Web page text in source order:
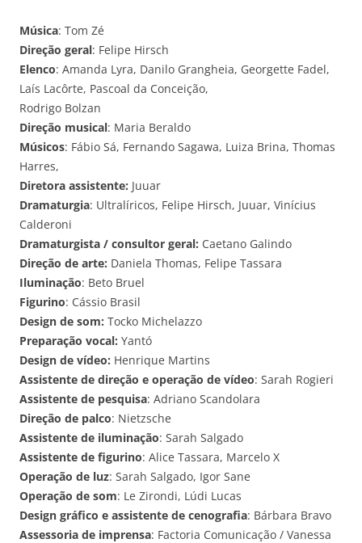
Música: Tom Zé
Direção geral: Felipe Hirsch
Elenco: Amanda Lyra, Danilo Grangheia, Georgette Fadel,
Laís Lacôrte, Pascoal da Conceição,
Rodrigo Bolzan
Direção musical: Maria Beraldo
Músicos: Fábio Sá, Fernando Sagawa, Luiza Brina, Thomas
Harres,
Diretora assistente: Juuar
Dramaturgia: Ultralíricos, Felipe Hirsch, Juuar, Vinícius
Calderoni
Dramaturgista / consultor geral: Caetano Galindo
Direção de arte: Daniela Thomas, Felipe Tassara
Iluminação: Beto Bruel
Figurino: Cássio Brasil
Design de som: Tocko Michelazzo
Preparação vocal: Yantó
Design de vídeo: Henrique Martins
Assistente de direção e operação de vídeo: Sarah Rogieri
Assistente de pesquisa: Adriano Scandolara
Direção de palco: Nietzsche
Assistente de iluminação: Sarah Salgado
Assistente de figurino: Alice Tassara, Marcelo X
Operação de luz: Sarah Salgado, Igor Sane
Operação de som: Le Zirondi, Lúdi Lucas
Design gráfico e assistente de cenografia: Bárbara Bravo
Assessoria de imprensa: Factoria Comunicação / Vanessa